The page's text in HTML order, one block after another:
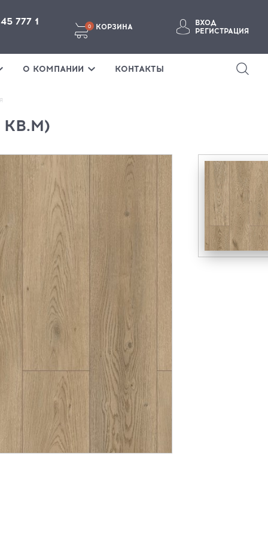
777 1 0 КОРЗИНА
ЗДЕСЬ
ВХОД
РЕГИСТРАЦИЯ
Забыли пароль?
Если у вас нет аккаунта, пожалуйста
О КОМПАНИИ КОНТАКТЫ